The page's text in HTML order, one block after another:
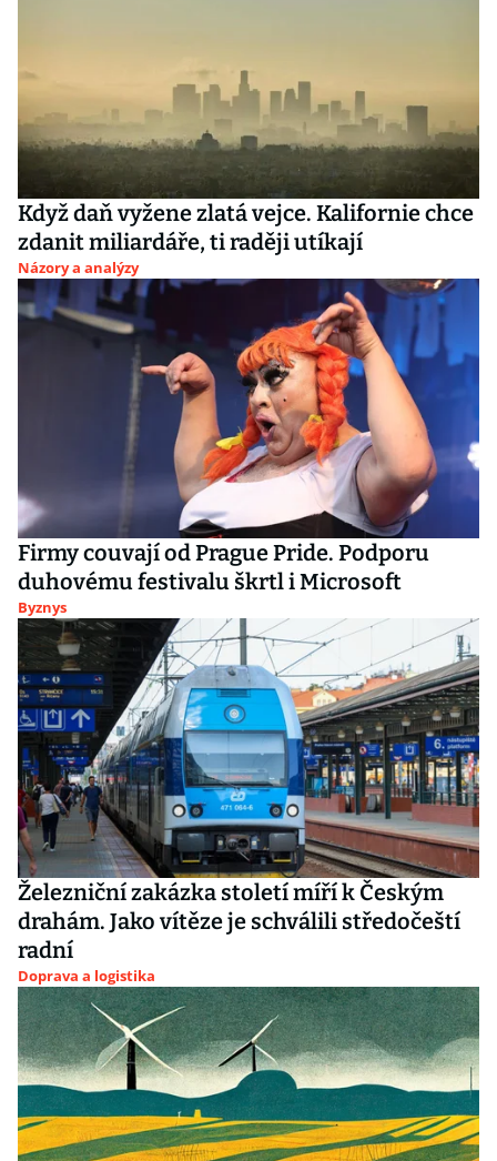
Když daň vyžene zlatá vejce. Kalifornie chce
zdanit miliardáře, ti raději utíkají
Názory a analýzy
Firmy couvají od Prague Pride. Podporu
duhovému festivalu škrtl i Microsoft
Byznys
Železniční zakázka století míří k Českým
drahám. Jako vítěze je schválili středočeští
radní
Doprava a logistika